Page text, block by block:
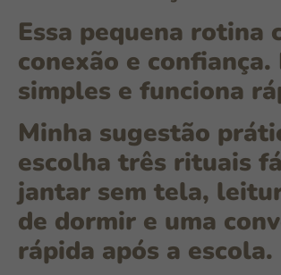
Essa pequena rotina
conexão e confiança.
simples e funciona
Minha sugestão
escolha três rituais
jantar sem tela,
de dormir e uma
rápida após a escola.